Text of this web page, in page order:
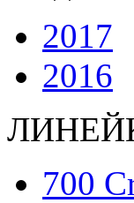
2017
2016
700